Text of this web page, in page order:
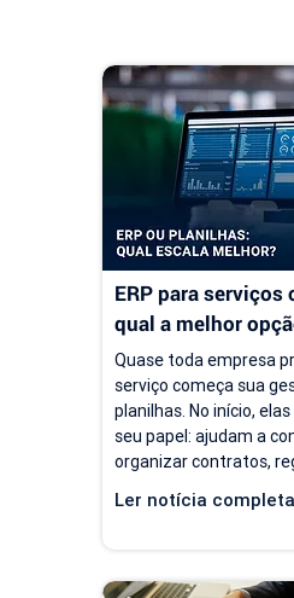
ERP para
qual a melhor
empresas de
Ler notícia
Quase toda empresa
serviço começa sua
planilhas. No início,
seu papel: ajudam a
organizar contratos,
e acompanhar o
problema é que a
modelo de gestão
carteira de clientes,